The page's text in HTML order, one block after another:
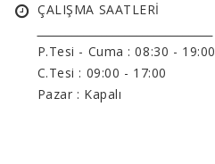
ÇALIŞMA SAATLERİ
P.Tesi - Cuma : 08:30 - 19:00
C.Tesi : 09:00 - 17:00
Pazar : Kapalı